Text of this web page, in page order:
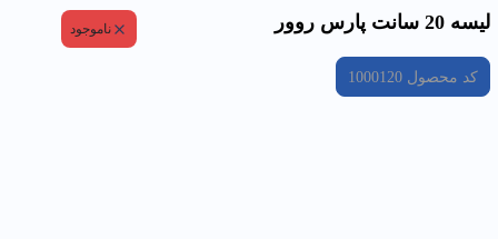
ليسه 20 سانت پارس روور ناموجود
کد محصول1000120